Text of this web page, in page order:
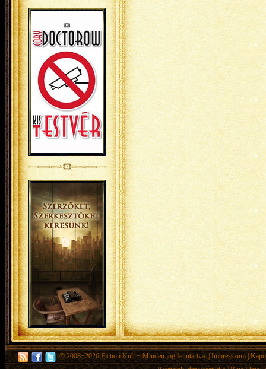
© 2008−2026 Fiction Kult − Minden jog fenntartva. | Impresszum|